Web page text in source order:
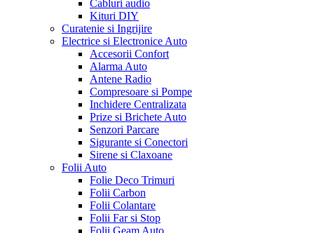
Cabluri audio
Kituri DIY
Curatenie si Ingrijire
Electrice si Electronice Auto
Accesorii Confort
Alarma Auto
Antene Radio
Compresoare si Pompe
Inchidere Centralizata
Prize si Brichete Auto
Senzori Parcare
Sigurante si Conectori
Sirene si Claxoane
Folii Auto
Folie Deco Trimuri
Folii Carbon
Folii Colantare
Folii Far si Stop
Folii Geam Auto